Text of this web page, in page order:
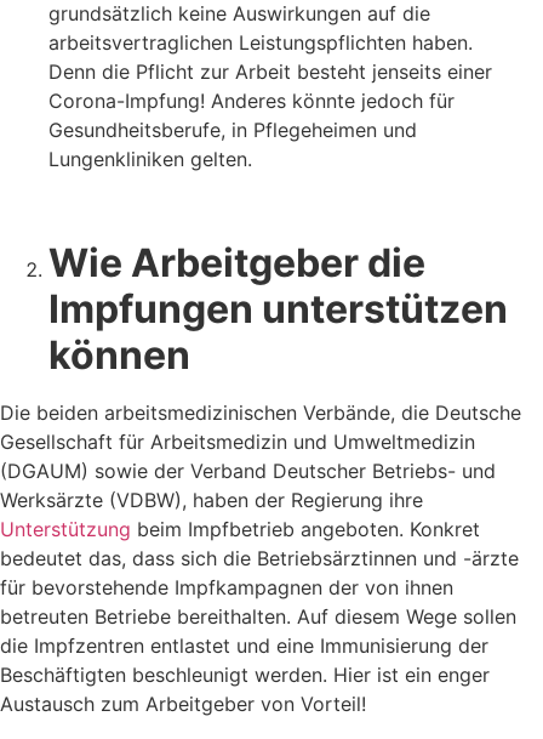
grundsätzlich keine Auswirkungen auf die
arbeitsvertraglichen Leistungspflichten haben.
Denn die Pflicht zur Arbeit besteht jenseits einer
Corona-Impfung! Anderes könnte jedoch für
Gesundheitsberufe, in Pflegeheimen und
Lungenkliniken gelten.
Wie Arbeitgeber die
Impfungen unterstützen
können
Die beiden arbeitsmedizinischen Verbände, die Deutsche
Gesellschaft für Arbeitsmedizin und Umweltmedizin
(DGAUM) sowie der Verband Deutscher Betriebs- und
Werksärzte (VDBW), haben der Regierung ihre
Unterstützung beim Impfbetrieb angeboten. Konkret
bedeutet das, dass sich die Betriebsärztinnen und -ärzte
für bevorstehende Impfkampagnen der von ihnen
betreuten Betriebe bereithalten. Auf diesem Wege sollen
die Impfzentren entlastet und eine Immunisierung der
Beschäftigten beschleunigt werden. Hier ist ein enger
Austausch zum Arbeitgeber von Vorteil!